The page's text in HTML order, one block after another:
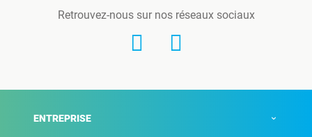
Retrouvez-nous sur nos réseaux sociaux
ENTREPRISE